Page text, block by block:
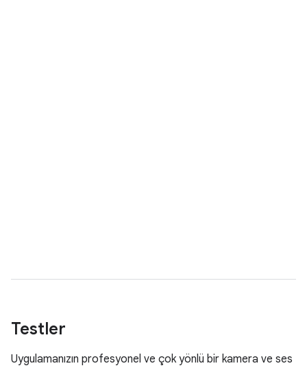
Testler
Uygulamanızın profesyonel ve çok yönlü bir kamera ve ses